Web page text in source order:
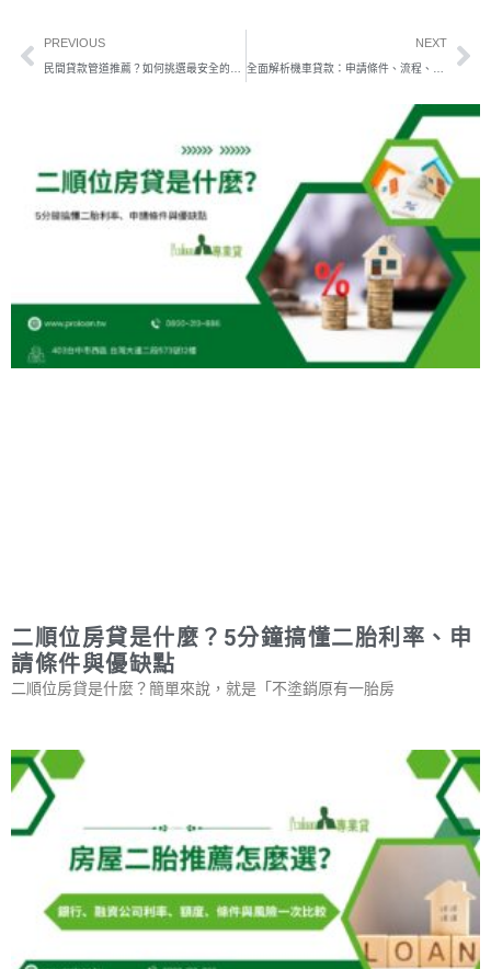
PREVIOUS NEXT
二順位房貸是什麼？5分鐘搞懂二胎利率、申
請條件與優缺點
二順位房貸是什麼？簡單來說，就是「不塗銷原有一胎房